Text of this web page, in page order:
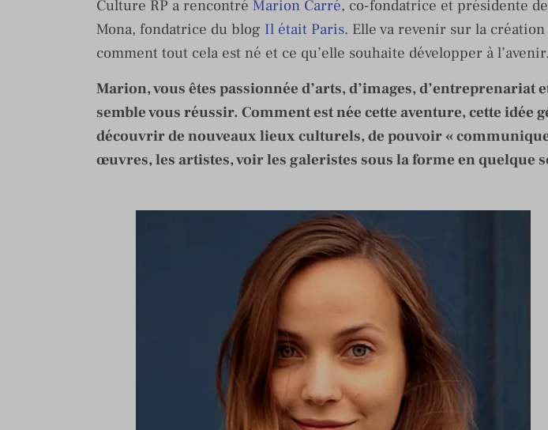
Culture RP a rencontré Marion Carré, co-fondatrice et présidente
Mona, fondatrice du blog Il était Paris. Elle va revenir sur la création
comment tout cela est né et ce qu’elle souhaite développer à l’avenir.
Marion, vous êtes passionnée d’arts, d’images, d’entreprenariat
semble vous réussir. Comment est née cette aventure, cette idée
découvrir de nouveaux lieux culturels, de pouvoir «
œuvres, les artistes, voir les galeristes sous la forme en quelque